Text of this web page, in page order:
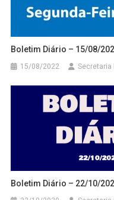
Boletim Diário – 15/08/
15/08/2022 Secretaria
Boletim Diário – 22/10/